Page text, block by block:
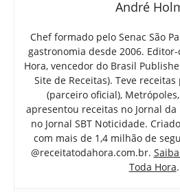
André
Chef formado pelo Senac São
gastronomia desde 2006.
Hora, vencedor do Brasil
Site de Receitas). Teve
(parceiro oficial), Metrópoles,
apresentou receitas no Jornal da
no Jornal SBT Noticidade.
com mais de 1,4 milhão de
@receitatodahora.com.br.
Toda Hora.